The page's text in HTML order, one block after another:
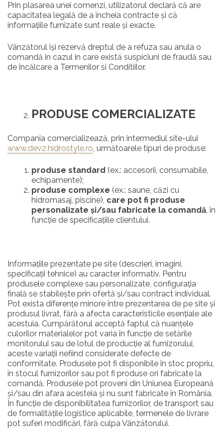
Prin plasarea unei comenzi, utilizatorul declară că are
capacitatea legală de a încheia contracte și că
informațiile furnizate sunt reale și exacte.
Vânzătorul își rezervă dreptul de a refuza sau anula o
comandă în cazul în care există suspiciuni de fraudă sau
de încălcare a Termenilor si Conditiilor.
PRODUSE COMERCIALIZATE
Compania comercializează, prin intermediul site-ului
www.dev2.hidrostyle.ro, următoarele tipuri de produse:
produse standard (ex.: accesorii, consumabile,
echipamente);
produse complexe (ex.: saune, căzi cu
hidromasaj, piscine), care pot fi produse
personalizate și/sau fabricate la comandă, în
funcție de specificațiile clientului.
Informațiile prezentate pe site (descrieri, imagini,
specificații tehnice) au caracter informativ. Pentru
produsele complexe sau personalizate, configurația
finală se stabilește prin ofertă și/sau contract individual.
Pot exista diferențe minore între prezentarea de pe site și
produsul livrat, fără a afecta caracteristicile esențiale ale
acestuia. Cumpărătorul acceptă faptul că nuanțele
culorilor materialelor pot varia în funcție de setările
monitorului sau de lotul de producție al furnizorului,
aceste variații nefiind considerate defecte de
conformitate. Produsele pot fi disponibile în stoc propriu,
în stocul furnizorilor sau pot fi produse ori fabricate la
comandă. Produsele pot proveni din Uniunea Europeană
și/sau din afara acesteia și nu sunt fabricate în România.
În funcție de disponibilitatea furnizorilor, de transport sau
de formalitățile logistice aplicabile, termenele de livrare
pot suferi modificări, fără culpa Vânzătorului.